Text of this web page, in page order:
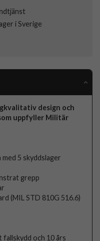
i Sverige
design och
uppfyller Militär
5 skyddslager
grepp
(MIL STD 810G 516.6)
och 10 års